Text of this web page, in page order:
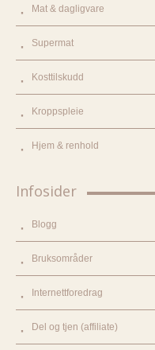
Mat & dagligvare
Supermat
Kosttilskudd
Kroppspleie
Hjem & renhold
Infosider
Blogg
Bruksområder
Internettforedrag
Del og tjen (affiliate)